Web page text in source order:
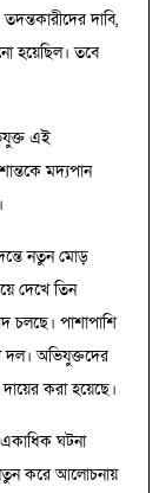
দাবি,
হয়েছিল। তবে
এই
মদ্যপান
নতুন মোড়
দেখে তিন
চলছে। পাশাপাশি
দল। অভিযুক্তদের
করা হয়েছে।
ঘটনা
করে আলোচনায়